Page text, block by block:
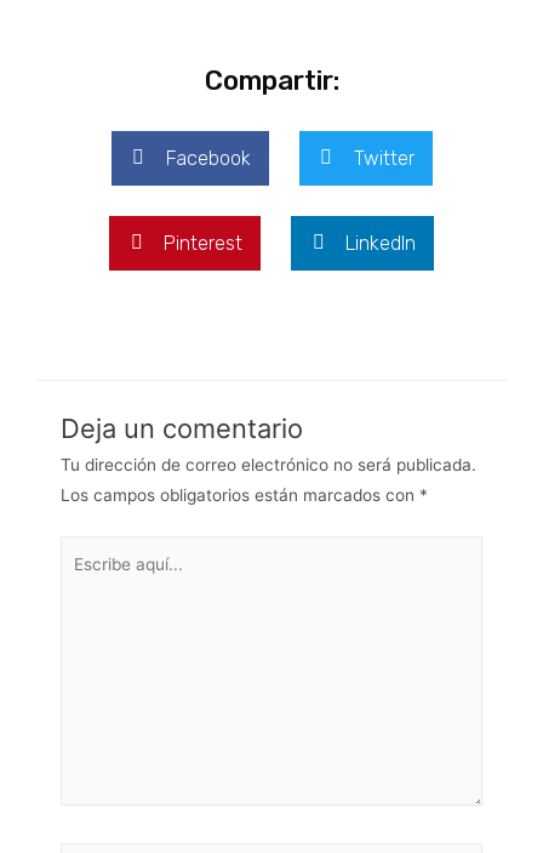
Compartir:
Facebook Twitter
Pinterest LinkedIn
Deja un comentario
Tu dirección de correo electrónico no será publicada.
Los campos obligatorios están marcados con *